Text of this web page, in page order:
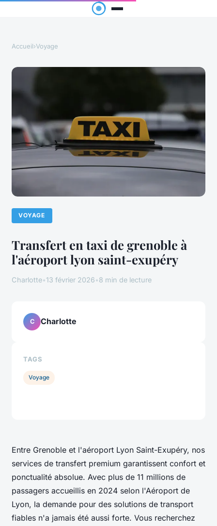
Accueil›Voyage
VOYAGE
Transfert en taxi de grenoble à
l'aéroport lyon saint-exupéry
Charlotte•13 février 2026•8 min de lecture
Entre Grenoble et l'aéroport Lyon Saint-Exupéry, nos
services de transfert premium garantissent confort et
ponctualité absolue. Avec plus de 11 millions de
passagers accueillis en 2024 selon l'Aéroport de
Lyon, la demande pour des solutions de transport
fiables n'a jamais été aussi forte. Vous recherchez
C Charlotte
TAGS
Voyage